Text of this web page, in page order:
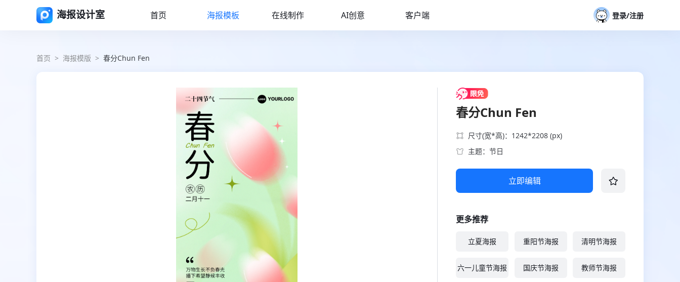
海报设计室 首页 海报模板 在线制作 AI创意 客户端 登录/注册
首页 > 海报模版 > 春分Chun Fen
春分Chun Fen
尺寸(宽*高)：1242*2208 (px)
主题：节日
立即编辑
更多推荐
立夏海报 重阳节海报 清明节海报
六一儿童节海报 国庆节海报 教师节海报